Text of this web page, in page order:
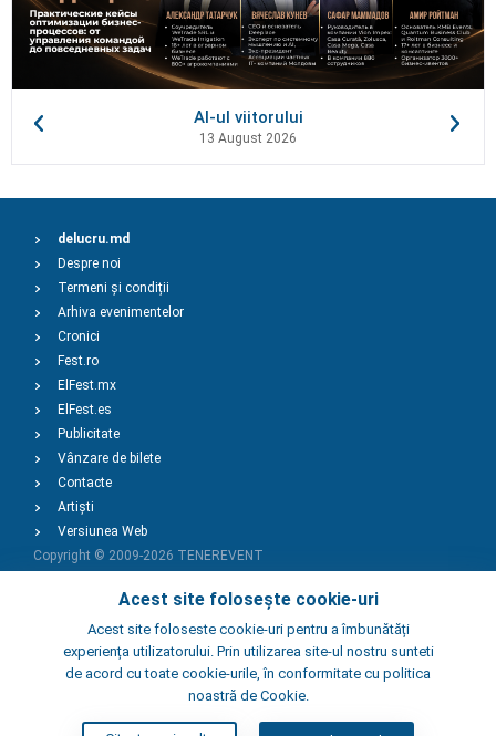
AI-ul viitorului
13 August 2026
Acest site folosește cookie-uri
Acest site foloseste cookie-uri pentru a îmbunătăți
experiența utilizatorului. Prin utilizarea site-ul nostru sunteti
de acord cu toate cookie-urile, în conformitate cu politica
noastră de Cookie.
delucru.md
Despre noi
Termeni și condiții
Arhiva evenimentelor
Cronici
Fest.ro
ElFest.mx
ElFest.es
Publicitate
Vânzare de bilete
Contacte
Artiști
Versiunea Web
Copyright © 2009-2026 TENEREVENT
Adaugă Eveniment
Adaugă Local